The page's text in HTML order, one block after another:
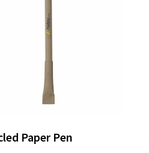
Paper Pen